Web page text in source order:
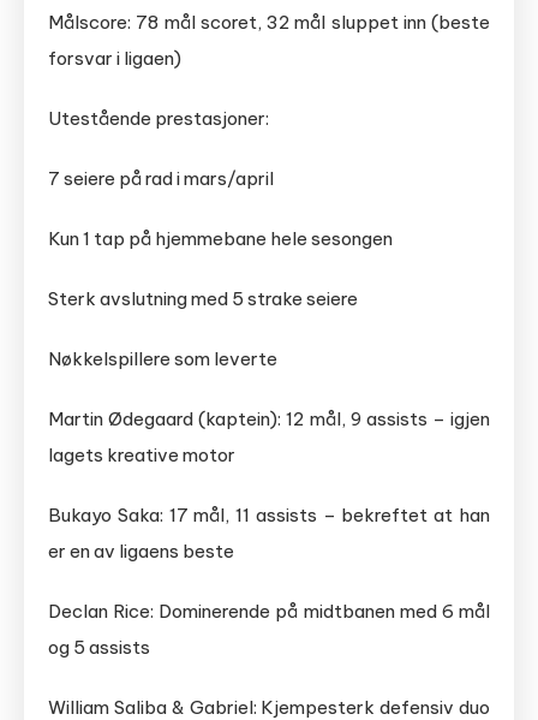
Målscore: 78 mål scoret, 32 mål sluppet inn (beste
forsvar i ligaen)
Utestående prestasjoner:
7 seiere på rad i mars/april
Kun 1 tap på hjemmebane hele sesongen
Sterk avslutning med 5 strake seiere
Nøkkelspillere som leverte
Martin Ødegaard (kaptein): 12 mål, 9 assists – igjen
lagets kreative motor
Bukayo Saka: 17 mål, 11 assists – bekreftet at han
er en av ligaens beste
Declan Rice: Dominerende på midtbanen med 6 mål
og 5 assists
William Saliba & Gabriel: Kjempesterk defensiv duo